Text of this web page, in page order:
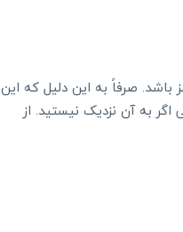
هر خریدار باید در نظر بگیرد این است که اگر آداپتور بلوتوث به فناوری 4.0 مجهز باشد. صرفاً به این دلیل که این
به آن نزدیک نیستید. از